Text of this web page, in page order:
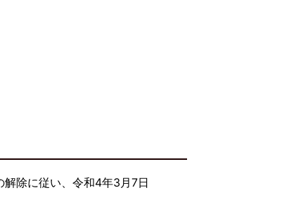
除に従い、令和4年3月7日